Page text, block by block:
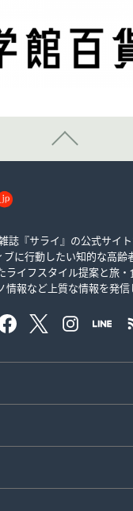
誌『サライ』の公式サイト
ブに行動したい知的な高齢
ライフスタイル提案と旅
報など上質な情報を発信